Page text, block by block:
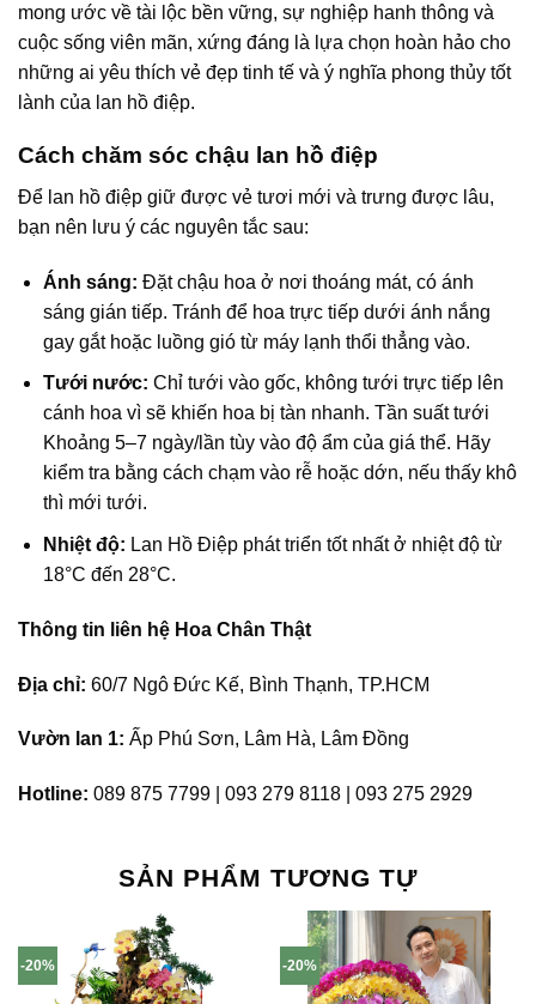
mong ước về tài lộc bền vững, sự nghiệp hanh thông và
cuộc sống viên mãn, xứng đáng là lựa chọn hoàn hảo cho
những ai yêu thích vẻ đẹp tinh tế và ý nghĩa phong thủy tốt
lành của lan hồ điệp.
Cách chăm sóc chậu lan hồ điệp
Để lan hồ điệp giữ được vẻ tươi mới và trưng được lâu,
bạn nên lưu ý các nguyên tắc sau:
Ánh sáng: Đặt chậu hoa ở nơi thoáng mát, có ánh
sáng gián tiếp. Tránh để hoa trực tiếp dưới ánh nắng
gay gắt hoặc luồng gió từ máy lạnh thổi thẳng vào.
Tưới nước: Chỉ tưới vào gốc, không tưới trực tiếp lên
cánh hoa vì sẽ khiến hoa bị tàn nhanh. Tần suất tưới
Khoảng 5–7 ngày/lần tùy vào độ ẩm của giá thể. Hãy
kiểm tra bằng cách chạm vào rễ hoặc dớn, nếu thấy khô
thì mới tưới.
Nhiệt độ: Lan Hồ Điệp phát triển tốt nhất ở nhiệt độ từ
18°C đến 28°C.
Thông tin liên hệ Hoa Chân Thật
Địa chỉ: 60/7 Ngô Đức Kế, Bình Thạnh, TP.HCM
Vườn lan 1: Ấp Phú Sơn, Lâm Hà, Lâm Đồng
Hotline: 089 875 7799 | 093 279 8118 | 093 275 2929
SẢN PHẨM TƯƠNG TỰ
-20% -20%